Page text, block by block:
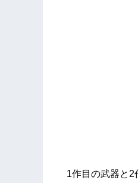
1作目の武器と2